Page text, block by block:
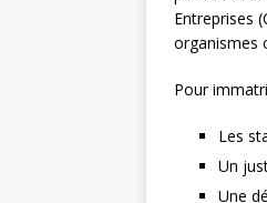
Entreprises
organismes
Pour
Les
Un
Une